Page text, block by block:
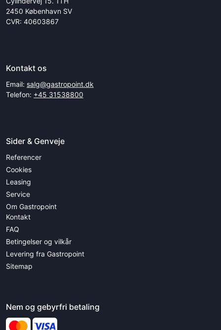
2450 København SV
CVR: 40603867
Kontakt os
Email: salg@gastropoint.dk
Telefon: +45 31538800
Sider & Genveje
Referencer
Cookies
Leasing
Service
Om Gastropoint
Kontakt
FAQ
Betingelser og vilkår
Levering fra Gastropoint
Sitemap
Nem og gebyrfri betaling